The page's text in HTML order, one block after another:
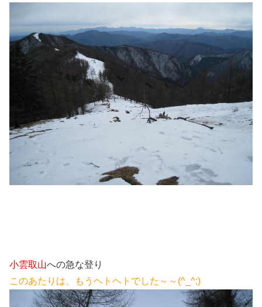
小雲取山への急な登り
このあたりは、もうヘトヘトでした～～(^_^;)